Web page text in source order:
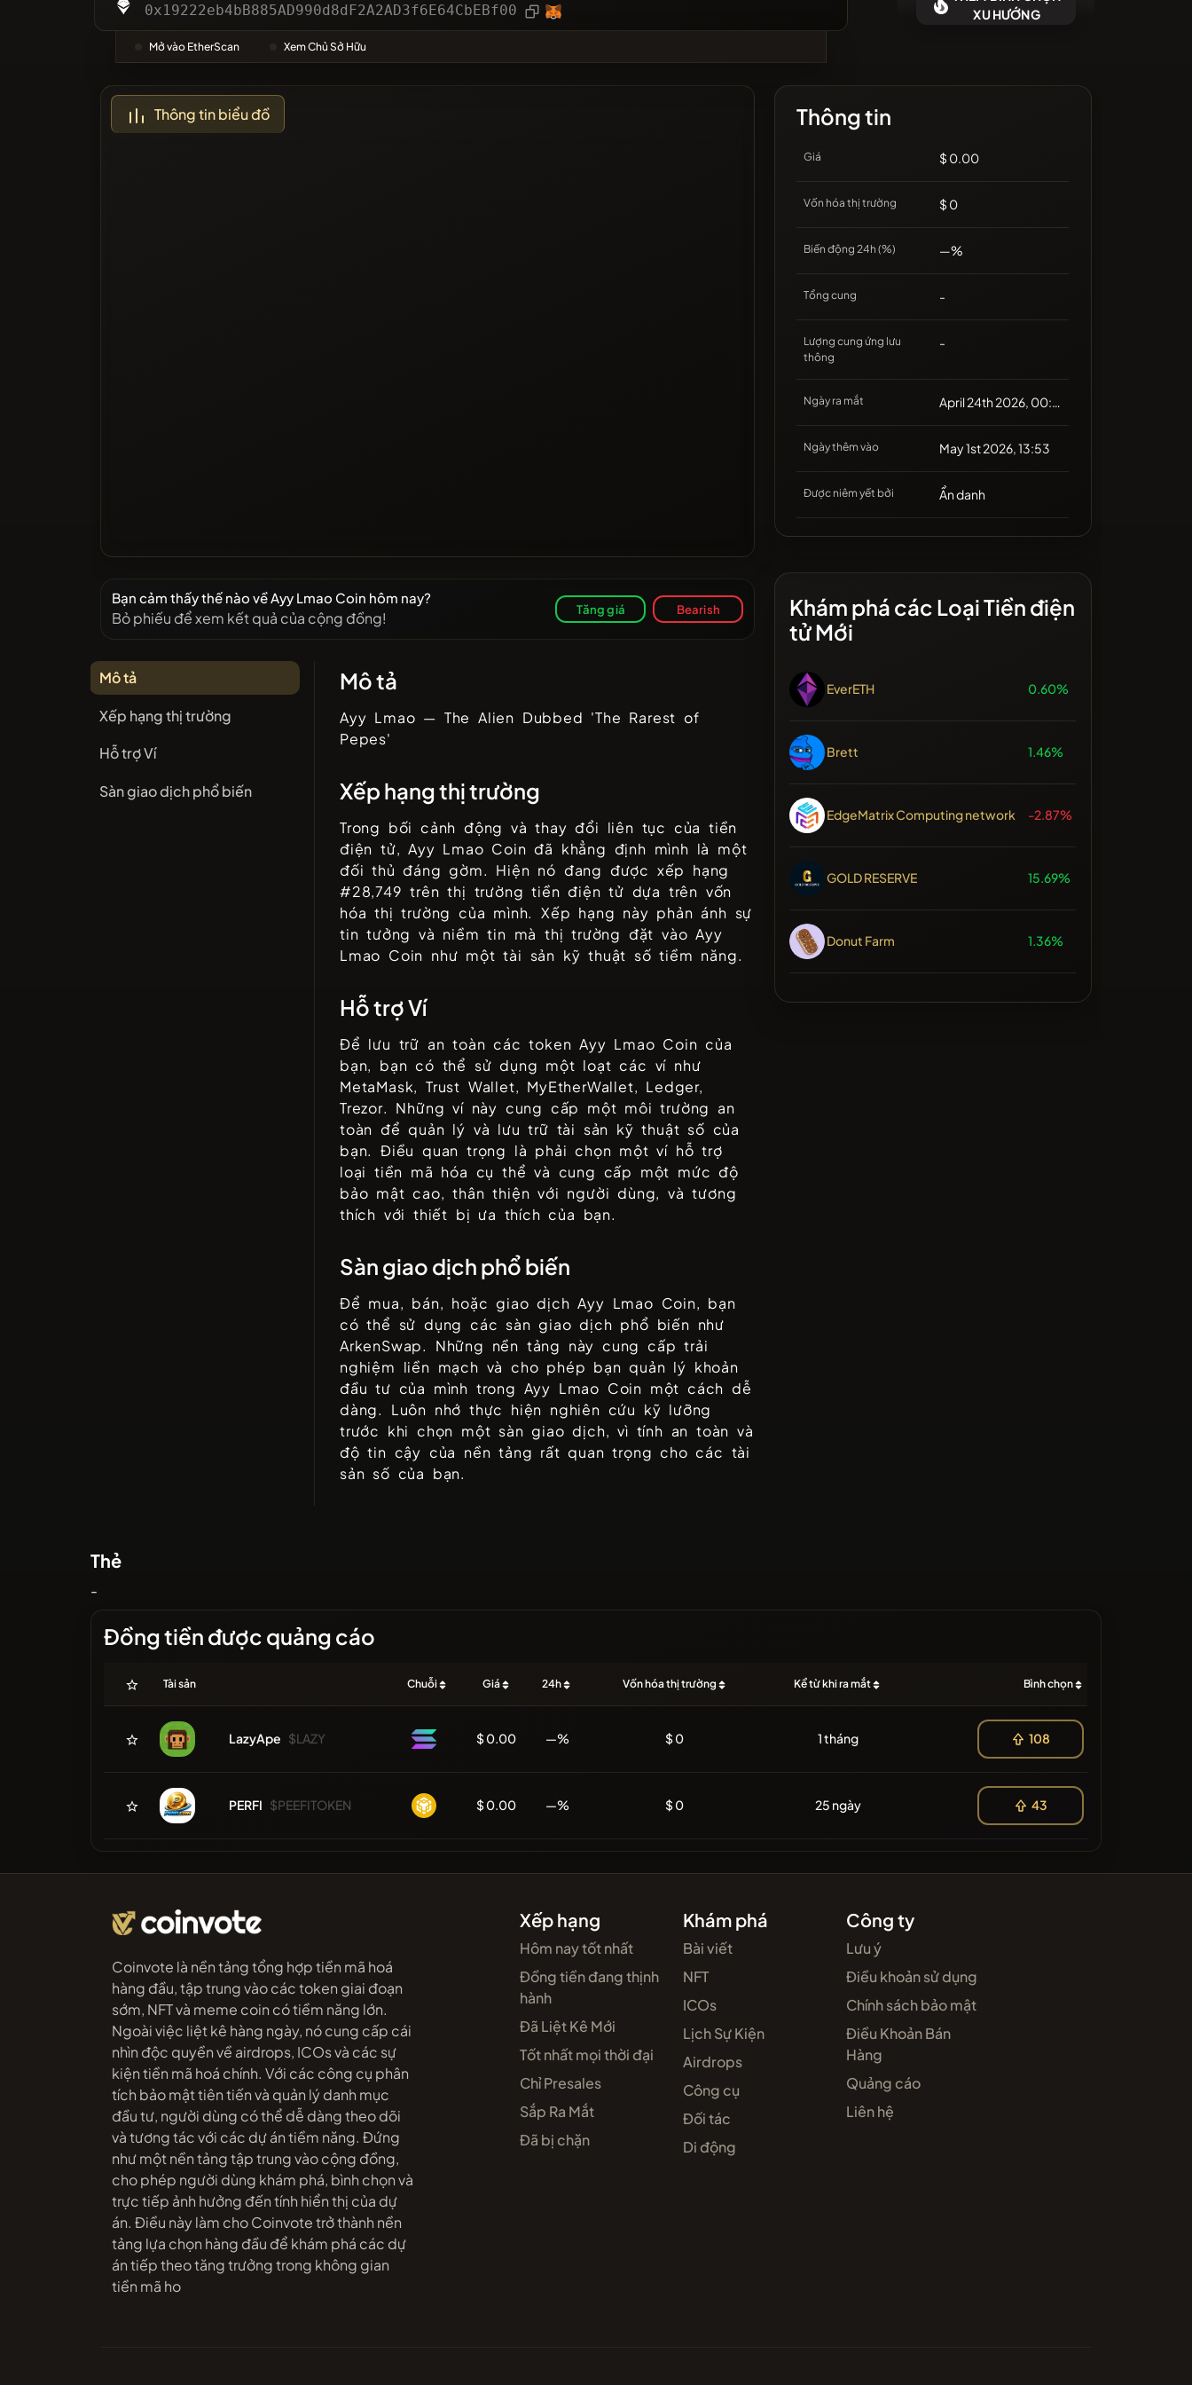
Danh mục
Được Bình Chọn Nhiều Nhất
❌Không có đồng tiền mới gần đây
0x19222eb4bB885AD990d8dF2A2AD3f6E64CbEBf00
Mở vào EtherScan Xem Chủ Sở Hữu
XU HƯỚNG
Thông tin biểu đồ
Bạn cảm thấy thế nào về Ayy Lmao Coin hôm nay?
Bỏ phiếu để xem kết quả của cộng đồng! Tăng giá Bearish
Mô tả
Xếp hạng thị trường
Hỗ trợ Ví
Sàn giao dịch phổ biến
Mô tả
Ayy Lmao — The Alien Dubbed 'The Rarest of
Pepes'
Xếp hạng thị trường
Trong bối cảnh động và thay đổi liên tục của tiền
điện tử,Ayy Lmao Coin đã khẳng định mình là một
đối thủ đáng gờm. Hiện nó đang được xếp hạng
#28,749 trên thị trường tiền điện tử dựa trên vốn
hóa thị trường của mình. Xếp hạng này phản ánh sự
tin tưởng và niềm tin mà thị trường đặt vàoAyy
Lmao Coin như một tài sản kỹ thuật số tiềm năng.
Hỗ trợ Ví
Để lưu trữ an toàn các tokenAyy Lmao Coin của
bạn, bạn có thể sử dụng một loạt các ví như
MetaMask, Trust Wallet, MyEtherWallet, Ledger,
Trezor. Những ví này cung cấp một môi trường an
toàn để quản lý và lưu trữ tài sản kỹ thuật số của
bạn. Điều quan trọng là phải chọn một ví hỗ trợ
loại tiền mã hóa cụ thể và cung cấp một mức độ
bảo mật cao, thân thiện với người dùng, và tương
thích với thiết bị ưa thích của bạn.
Sàn giao dịch phổ biến
Để mua, bán, hoặc giao dịchAyy Lmao Coin, bạn
có thể sử dụng các sàn giao dịch phổ biến như
ArkenSwap. Những nền tảng này cung cấp trải
nghiệm liền mạch và cho phép bạn quản lý khoản
đầu tư của mình trong Ayy Lmao Coin một cách dễ
dàng. Luôn nhớ thực hiện nghiên cứu kỹ lưỡng
trước khi chọn một sàn giao dịch, vì tính an toàn và
độ tin cậy của nền tảng rất quan trọng cho các tài
sản số của bạn.
Thông tin
Giá $ 0.00
Vốn hóa thị trường $ 0
Biến động 24h (%) —%
Tổng cung -
Lượng cung ứng lưu
thông
-
Ngày ra mắt April 24th 2026, 00:00
Ngày thêm vào May 1st 2026, 13:53
Được niêm yết bởi Ẩn danh
Khám phá các Loại Tiền điện
tử Mới
EverETH 0.60%
Brett 1.46%
EdgeMatrix Computing network -2.87%
GOLD RESERVE 15.69%
Donut Farm 1.36%
Thẻ
-
Đồng tiền được quảng cáo
Tài sản Chuỗi Giá 24h Vốn hóa thị trường Kể từ khi ra mắt Bình chọn
LazyApe $LAZY $ 0.00 —% $ 0 1 tháng 108
PERFI $PEEFITOKEN $ 0.00 —% $ 0 25 ngày 43
Coinvote là nền tảng tổng hợp tiền mã hoá
hàng đầu, tập trung vào các token giai đoạn
sớm, NFT và meme coin có tiềm năng lớn.
Ngoài việc liệt kê hàng ngày, nó cung cấp cái
nhìn độc quyền về airdrops, ICOs và các sự
kiện tiền mã hoá chính. Với các công cụ phân
tích bảo mật tiên tiến và quản lý danh mục
đầu tư, người dùng có thể dễ dàng theo dõi
và tương tác với các dự án tiềm năng. Đứng
như một nền tảng tập trung vào cộng đồng,
cho phép người dùng khám phá, bình chọn và
trực tiếp ảnh hưởng đến tính hiển thị của dự
án. Điều này làm cho Coinvote trở thành nền
tảng lựa chọn hàng đầu để khám phá các dự
án tiếp theo tăng trưởng trong không gian
tiền mã ho
Xếp hạng
Hôm nay tốt nhất
Đồng tiền đang thịnh
hành
Đã Liệt Kê Mới
Tốt nhất mọi thời đại
Chỉ Presales
Sắp Ra Mắt
Đã bị chặn
Khám phá
Bài viết
NFT
ICOs
Lịch Sự Kiện
Airdrops
Công cụ
Đối tác
Di động
Công ty
Lưu ý
Điều khoản sử dụng
Chính sách bảo mật
Điều Khoản Bán
Hàng
Quảng cáo
Liên hệ